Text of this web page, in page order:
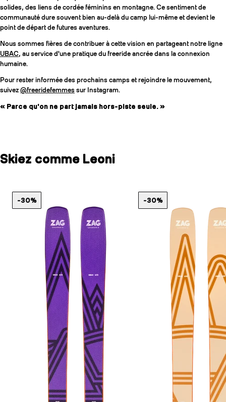
solides, des liens de cordée féminins en montagne. Ce sentiment de
communauté dure souvent bien au-delà du camp lui-même et devient le
point de départ de futures aventures.
Nous sommes fières de contribuer à cette vision en partageant notre ligne
UBAC, au service d'une pratique du freeride ancrée dans la connexion
humaine.
Pour rester informée des prochains camps et rejoindre le mouvement,
suivez @freeridefemmes sur Instagram.
« Parce qu'on ne part jamais hors-piste seule. »
Skiez comme Leoni
-30% -30%